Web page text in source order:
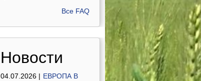
Все FAQ
Новости
04.07.2026 | ЕВРОПА В